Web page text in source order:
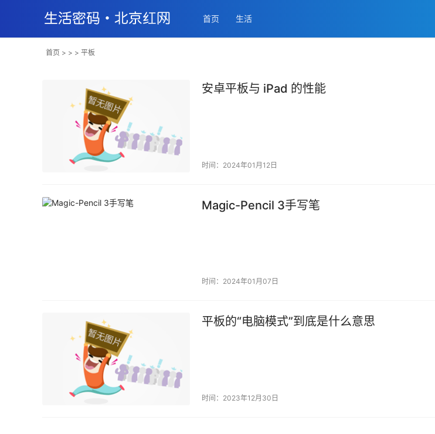
首页 生活
首页 > > > 平板
安卓平板与 iPad 的性能
时间：2024年01月12日
Magic-Pencil 3手写笔
时间：2024年01月07日
平板的“电脑模式”到底是什么意思
时间：2023年12月30日